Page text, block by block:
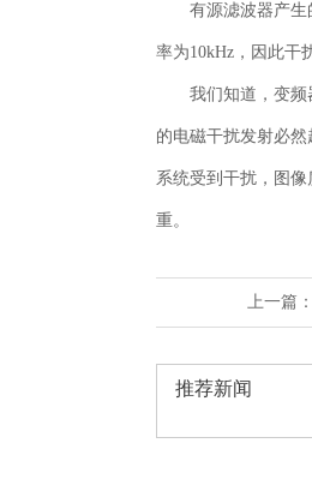
有源滤波器产
率为10kHz，因此干
我们知道，变
的电磁干扰发射必
系统受到干扰，图
重。
上一篇：
推荐新闻